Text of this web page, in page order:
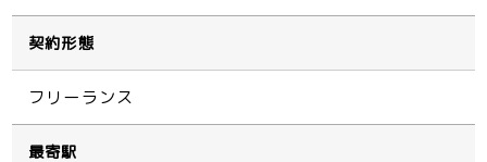
契約形態
フリーランス
最寄駅